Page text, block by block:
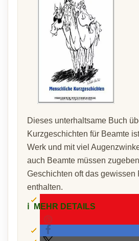
Dieses unterhaltsame Buch
Kurzgeschichten für Beamte
Werk und mit viel
auch Beamte müssen
Geschichten oft das gewissen
enthalten.
ℹ️ MEHR DETAILS